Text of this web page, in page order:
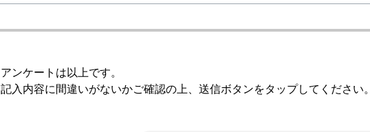
アンケートは以上です。
記入内容に間違いがないかご確認の上、送信ボタンをタップしてください。